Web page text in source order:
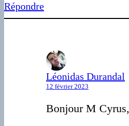
Répondre
Léonidas Durandal
12 février 2023
Bonjour M Cyrus,